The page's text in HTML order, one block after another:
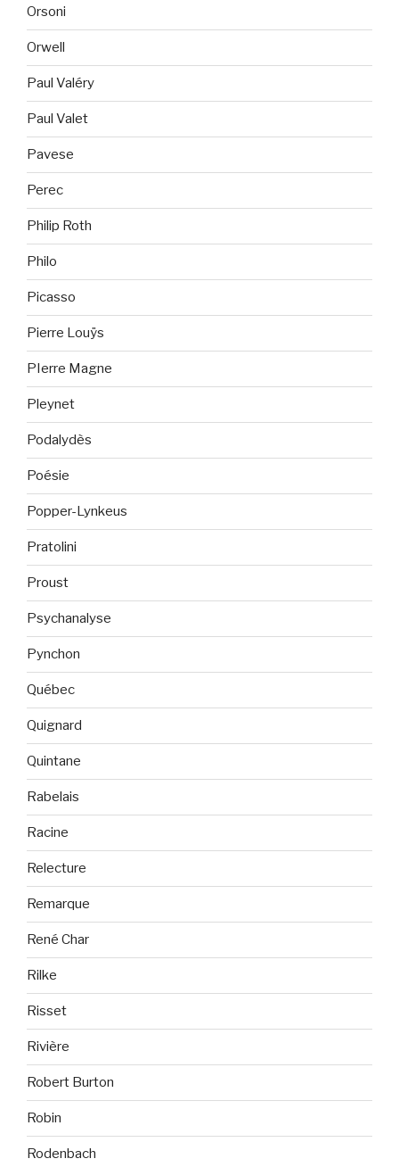
Orsoni
Orwell
Paul Valéry
Paul Valet
Pavese
Perec
Philip Roth
Philo
Picasso
Pierre Louÿs
PIerre Magne
Pleynet
Podalydès
Poésie
Popper-Lynkeus
Pratolini
Proust
Psychanalyse
Pynchon
Québec
Quignard
Quintane
Rabelais
Racine
Relecture
Remarque
René Char
Rilke
Risset
Rivière
Robert Burton
Robin
Rodenbach